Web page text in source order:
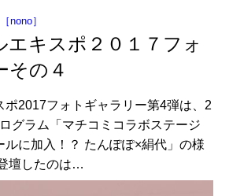
［nono］
エキスポ２０１７フォ
その４
ポ2017フォトギャラリー第4弾は、2
グラム「マチコミコラボステージ
ルに加入！？ たんぽぽ×絹代」の様
壇したのは…